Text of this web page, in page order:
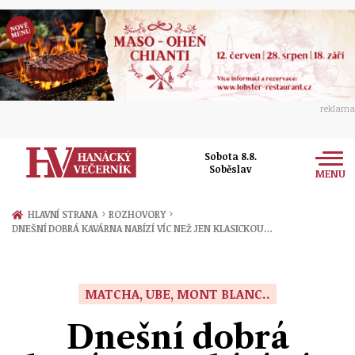
reklama
Sobota 8.8.
Soběslav
MENU
Zprávy
Ekonomika
HLAVNÍ STRANA › ROZHOVORY ›
DNEŠNÍ DOBRÁ KAVÁRNA NABÍZÍ VÍC NEŽ JEN KLASICKOU…
MATCHA, UBE, MONT BLANC..
Dnešní dobrá